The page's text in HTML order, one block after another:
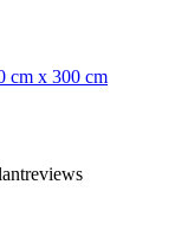
cm x 300 cm